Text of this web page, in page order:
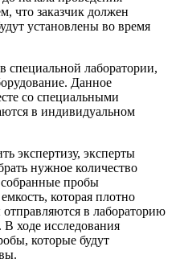
что заказчик должен
установлены во время
специальной лаборатории,
Данное
со специальными
в индивидуальном
экспертизу, эксперты
нужное количество
собранные пробы
которая плотно
в лабораторию
В ходе исследования
которые будут